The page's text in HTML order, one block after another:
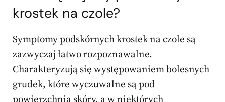
krostek na czole?
Symptomy podskórnych krostek na czole są
zazwyczaj łatwo rozpoznawalne.
Charakteryzują się występowaniem bolesnych
grudek, które wyczuwalne są pod